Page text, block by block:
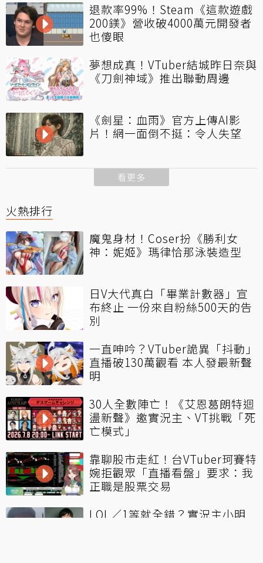
退款率99%！Steam《這款遊戲
200鎂》營收破4000萬元開發者
也傻眼
夢想成真！VTuber結城昨日奈與
《刀劍神域》推出聯動周邊
《劍星：血雨》官方上傳AI影
片！網一面倒不挺：令人失望
看更多
火熱排行
魔鬼身材！Coser扮《勝利女
神：妮姬》瑪律恰那泳裝造型
日V大代真白「畢業計數器」宣
布終止 一份來自粉絲500天的告
別
一直呻吟？VTuber詭異「抖動」
直播破130萬觀看 本人發最新聲
明
30人全數陣亡！《艾恩葛朗特迴
盪新聲》邀實況主、VT挑戰「死
亡模式」
靠聊股市走紅！台VTuber珂賽特
婉拒觀眾「直播看盤」要求：我
正職是股票交易
LOL／1等就全錯？實況主小明